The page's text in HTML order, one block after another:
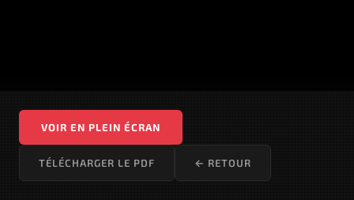
VOIR EN PLEIN ÉCRAN
TÉLÉCHARGER LE PDF ← RETOUR